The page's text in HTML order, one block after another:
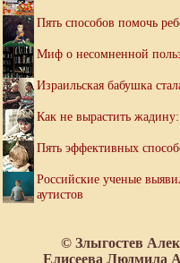
Пять способов помочь
Миф о несомненной
Израильская бабушка
Как не вырастить
Пять эффективных
Российские ученые
аутистов
© Злыгостев
Елисеева Людмила